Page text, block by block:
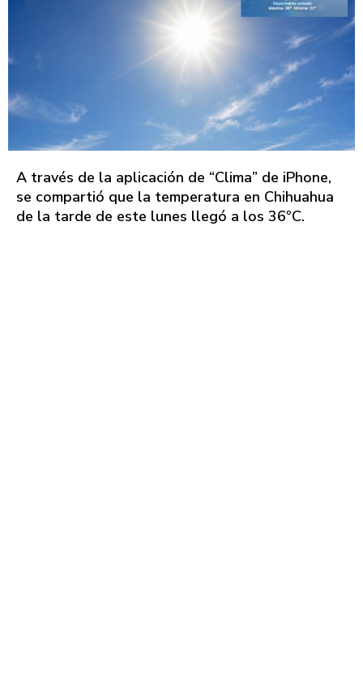
A través de la aplicación de “Clima” de iPhone,
se compartió que la temperatura en Chihuahua
de la tarde de este lunes llegó a los 36ºC.